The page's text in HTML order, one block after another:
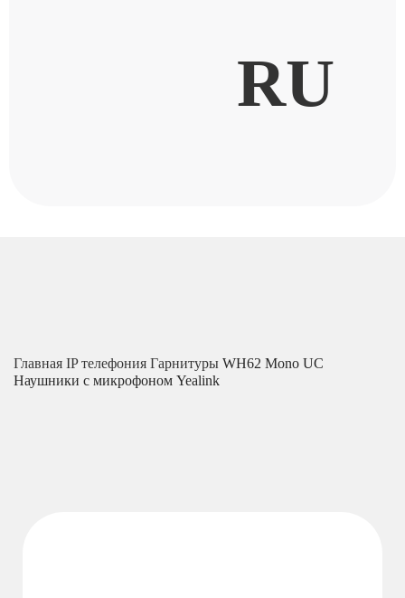
RU
Главная IP телефония Гарнитуры WH62 Mono UC
Наушники с микрофоном Yealink